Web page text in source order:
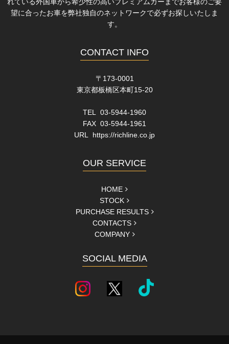
望に合ったお車を弊社独自のネットワークで必ずお探しいたしま
す。
CONTACT INFO
〒173-0001
東京都板橋区本町15-20
TEL 03-5944-1960
FAX 03-5944-1961
URL https://richline.co.jp
OUR SERVICE
HOME
STOCK
PURCHASE RESULTS
CONTACTS
COMPANY
SOCIAL MEDIA